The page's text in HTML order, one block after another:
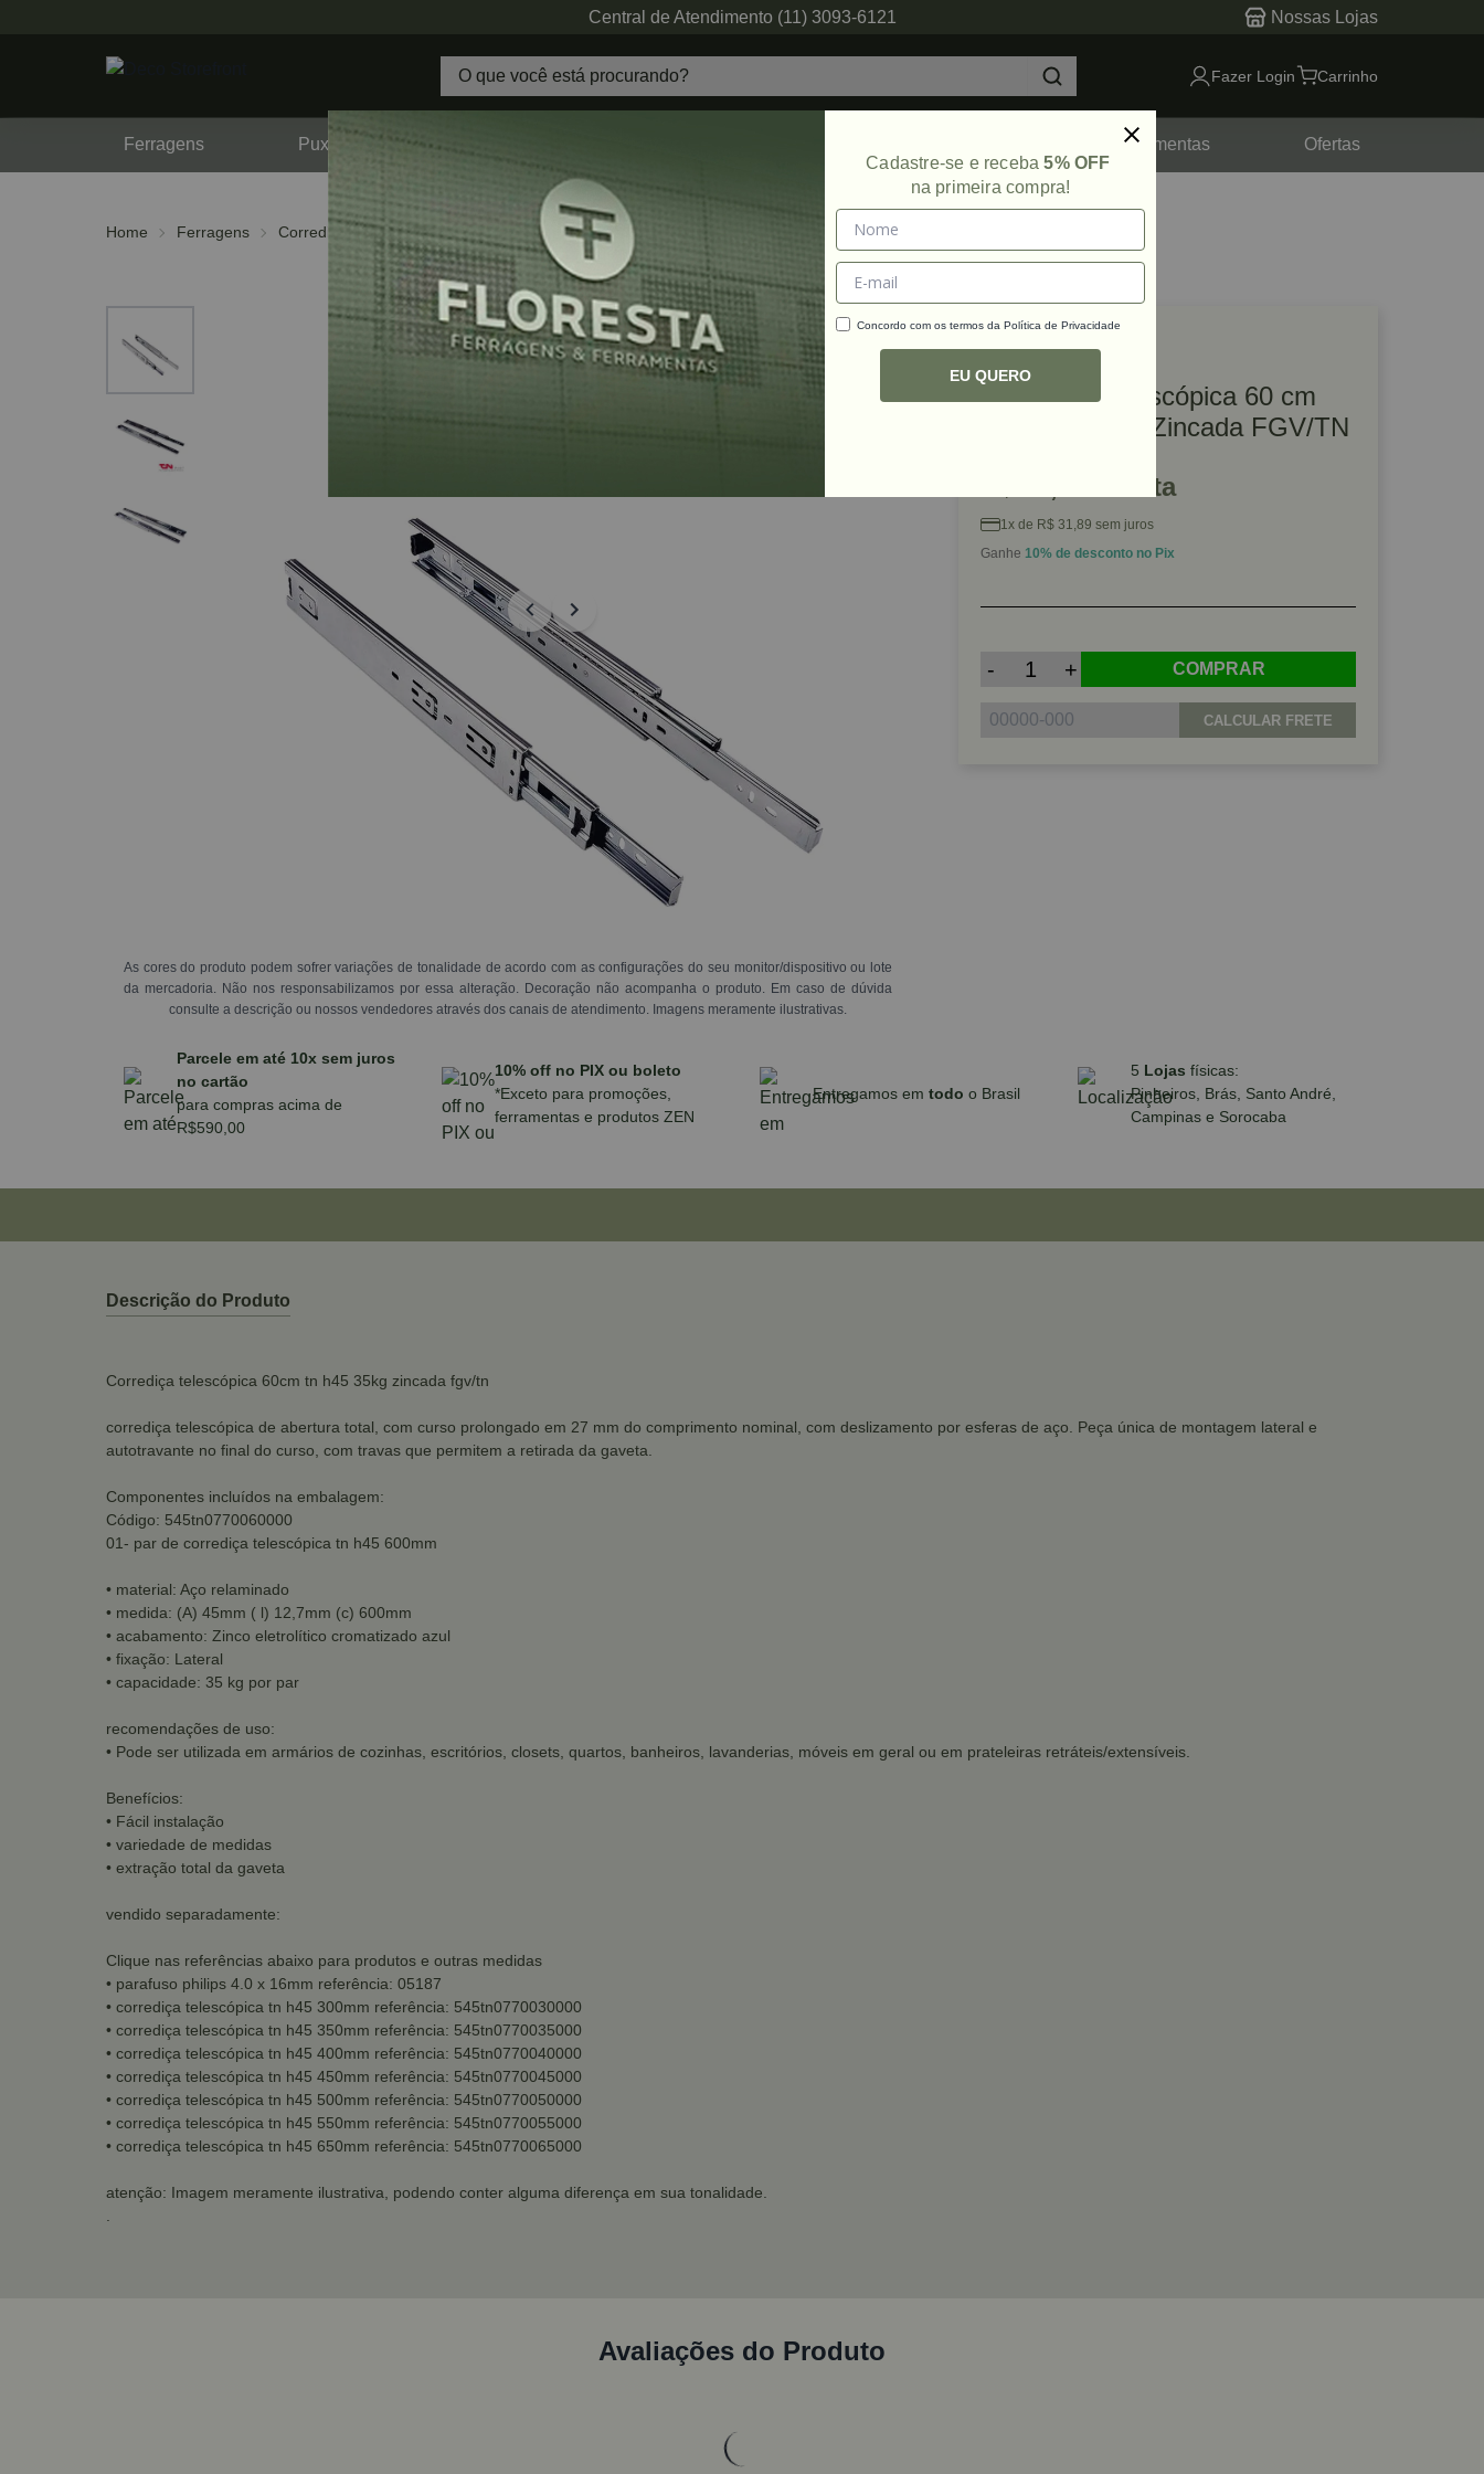
Central de Atendimento (11) 3093-6121 Nossas Lojas
Fazer Login Carrinho
Ferragens Puxadores Ferramentas Ofertas
Home Ferragens Corrediças Telescópicas
As cores do produto podem sofrer variações de tonalidade de acordo com as configurações do seu monitor/dispositivo ou lote
da mercadoria. Não nos responsabilizamos por essa alteração. Decoração não acompanha o produto. Em caso de dúvida
consulte a descrição ou nossos vendedores através dos canais de atendimento. Imagens meramente ilustrativas.
Ref: 17226
Corrediça Telescópica 60 cm
TN H45 35 kg Zincada FGV/TN
R$ 31,89 à vista
1x de R$ 31,89 sem juros
Ganhe 10% de desconto no Pix
- + COMPRAR
CALCULAR FRETE
Parcele em até 10x sem juros
no cartão
para compras acima de
R$590,00
10% off no PIX ou boleto
*Exceto para promoções,
ferramentas e produtos ZEN
Entregamos em todo o Brasil
5 Lojas físicas:
Pinheiros, Brás, Santo André,
Campinas e Sorocaba
Descrição do Produto
Corrediça telescópica 60cm tn h45 35kg zincada fgv/tn
corrediça telescópica de abertura total, com curso prolongado em 27 mm do comprimento nominal, com deslizamento por esferas de aço. Peça única de montagem lateral e
autotravante no final do curso, com travas que permitem a retirada da gaveta.
Componentes incluídos na embalagem:
Código: 545tn0770060000
01- par de corrediça telescópica tn h45 600mm
• material: Aço relaminado
• medida: (A) 45mm ( l) 12,7mm (c) 600mm
• acabamento: Zinco eletrolítico cromatizado azul
• fixação: Lateral
• capacidade: 35 kg por par
recomendações de uso:
• Pode ser utilizada em armários de cozinhas, escritórios, closets, quartos, banheiros, lavanderias, móveis em geral ou em prateleiras retráteis/extensíveis.
Benefícios:
• Fácil instalação
• variedade de medidas
• extração total da gaveta
vendido separadamente:
Clique nas referências abaixo para produtos e outras medidas
• parafuso philips 4.0 x 16mm referência: 05187
• corrediça telescópica tn h45 300mm referência: 545tn0770030000
• corrediça telescópica tn h45 350mm referência: 545tn0770035000
• corrediça telescópica tn h45 400mm referência: 545tn0770040000
• corrediça telescópica tn h45 450mm referência: 545tn0770045000
• corrediça telescópica tn h45 500mm referência: 545tn0770050000
• corrediça telescópica tn h45 550mm referência: 545tn0770055000
• corrediça telescópica tn h45 650mm referência: 545tn0770065000
atenção: Imagem meramente ilustrativa, podendo conter alguma diferença em sua tonalidade.
Avaliações do Produto
Cadastre-se e receba5% OFF
na primeira compra!
Concordo com os termos da Política de Privacidade
EU QUERO